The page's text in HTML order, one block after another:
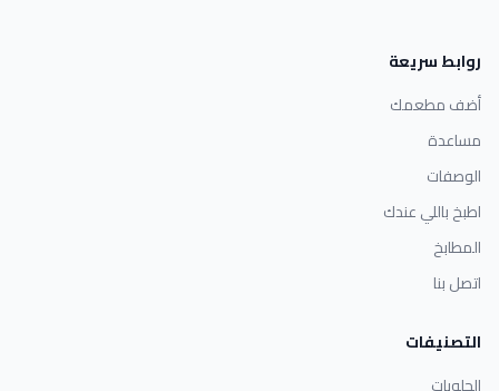
روابط سريعة
أضف مطعمك
مساعدة
الوصفات
اطبخ باللي عندك
المطابخ
اتصل بنا
التصنيفات